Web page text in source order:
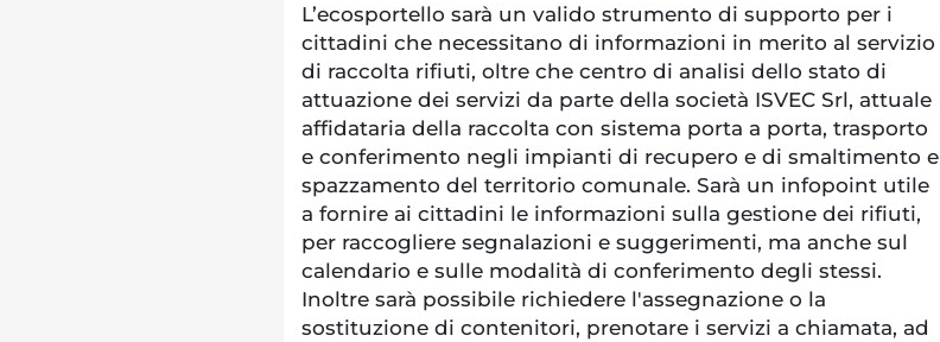
L’ecosportello sarà un valido strumento di supporto per i
cittadini che necessitano di informazioni in merito al servizio
di raccolta rifiuti, oltre che centro di analisi dello stato di
attuazione dei servizi da parte della società ISVEC Srl, attuale
affidataria della raccolta con sistema porta a porta, trasporto
e conferimento negli impianti di recupero e di smaltimento e
spazzamento del territorio comunale. Sarà un infopoint utile
a fornire ai cittadini le informazioni sulla gestione dei rifiuti,
per raccogliere segnalazioni e suggerimenti, ma anche sul
calendario e sulle modalità di conferimento degli stessi.
Inoltre sarà possibile richiedere l'assegnazione o la
sostituzione di contenitori, prenotare i servizi a chiamata, ad